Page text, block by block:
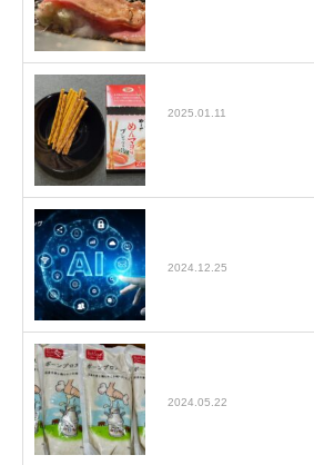
2025.01.11
2024.12.25
2024.05.22